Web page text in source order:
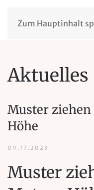
Zum Hauptinhalt
Aktuelles
Muster
Höhe
09.17.2023
Muster